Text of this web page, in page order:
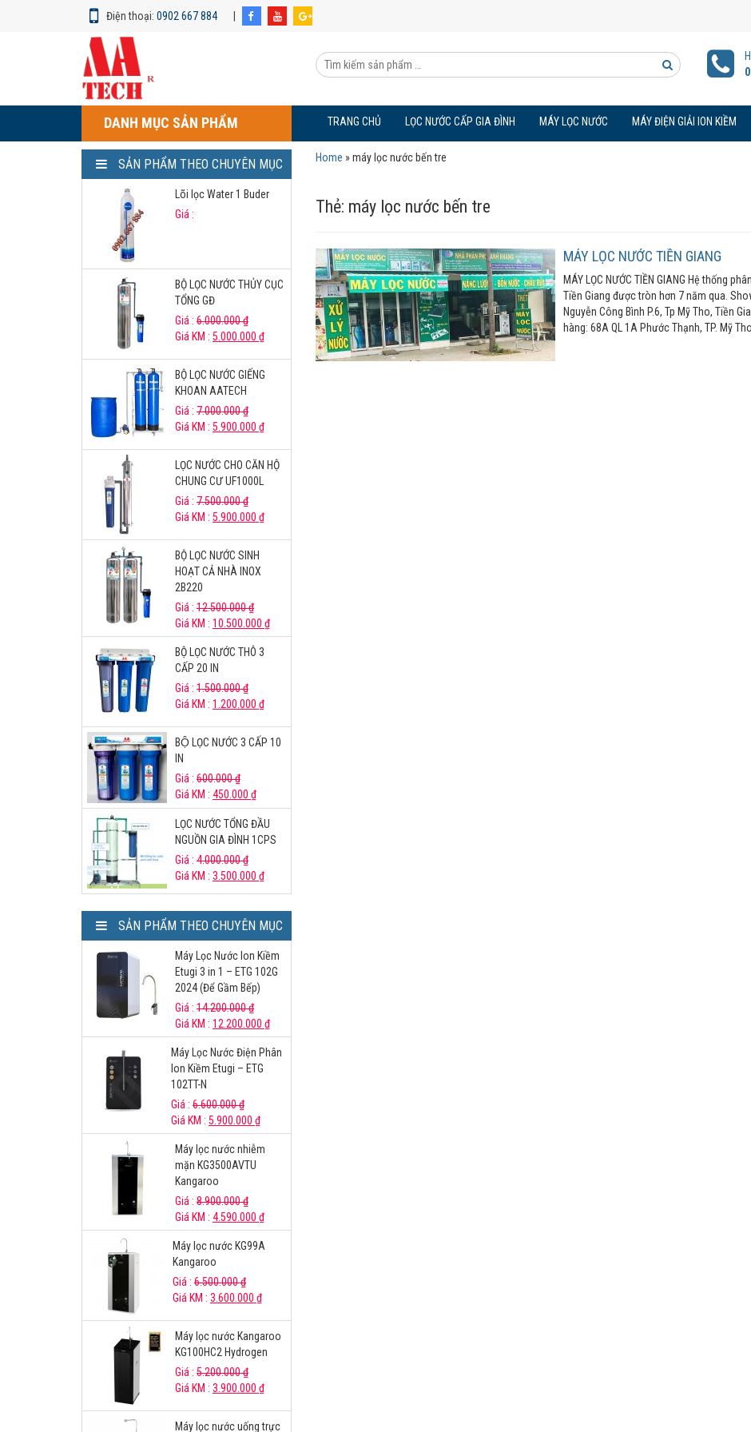
Điện thoại: 0902 667 884
MÁY
LỌC
NƯỚC
TIỀN
GIANG
Tìm
kiếm
phẩm:
kiếm
sản
DANH MỤC SẢN PHẨM TRANG CHỦ LỌC NƯỚC CẤP GIA ĐÌNH MÁY LỌC NƯỚC MÁY ĐIỆN GIẢI ION KIỀM
Home »máy lọc nước bến tre
Thẻ: máy lọc nước bến tre
MÁY LỌC NƯỚC TIỀN GIANG
MÁY LỌC NƯỚC TIỀN GIANG Hệ thống
Tiền Giang được tròn hơn 7 năm qua.
Nguyễn Công Bình P.6, Tp Mỹ Tho, Tiền
hàng: 68A QL 1A Phước Thạnh, TP. Mỹ
SẢN PHẨM THEO CHUYÊN MỤC
Lõi lọc Water 1 Buder
Giá :
BỘ LỌC NƯỚC THỦY CỤC
TỔNG GĐ
Giá : 6.000.000₫
Giá KM : 5.000.000 ₫
BỘ LỌC NƯỚC GIẾNG
KHOAN AATECH
Giá : 7.000.000₫
Giá KM : 5.900.000 ₫
LỌC NƯỚC CHO CĂN HỘ
CHUNG CƯ UF1000L
Giá : 7.500.000₫
Giá KM : 5.900.000 ₫
BỘ LỌC NƯỚC SINH
HOẠT CẢ NHÀ INOX
2B220
Giá : 12.500.000₫
Giá KM : 10.500.000 ₫
BỘ LỌC NƯỚC THÔ 3
CẤP 20 IN
Giá : 1.500.000₫
Giá KM : 1.200.000 ₫
BỘ LỌC NƯỚC 3 CẤP 10
IN
Giá : 600.000₫
Giá KM : 450.000 ₫
LỌC NƯỚC TỔNG ĐẦU
NGUỒN GIA ĐÌNH 1CPS
Giá : 4.000.000₫
Giá KM : 3.500.000 ₫
SẢN PHẨM THEO CHUYÊN MỤC
Máy Lọc Nước Ion Kiềm
Etugi 3 in 1 – ETG 102G
2024 (Để Gầm Bếp)
Giá : 14.200.000₫
Giá KM : 12.200.000 ₫
Máy Lọc Nước Điện Phân
Ion Kiềm Etugi – ETG
102TT-N
Giá : 6.600.000₫
Giá KM : 5.900.000 ₫
Máy lọc nước nhiễm
mặn KG3500AVTU
Kangaroo
Giá : 8.900.000₫
Giá KM : 4.590.000 ₫
Máy lọc nước KG99A
Kangaroo
Giá : 6.500.000₫
Giá KM : 3.600.000 ₫
Máy lọc nước Kangaroo
KG100HC2 Hydrogen
Giá : 5.200.000₫
Giá KM : 3.900.000 ₫
Máy lọc nước uống trực